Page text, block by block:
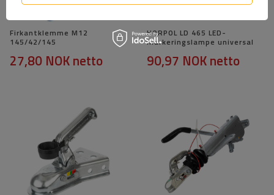
Firkantklemme M12
145/42/145
27,80 NOKnetto
HORPOL LD 465 LED-
markeringslampe universal
90,97 NOKnetto